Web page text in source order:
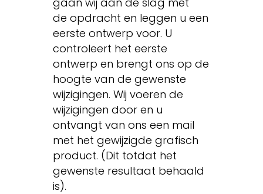
de opdracht en leggen u een
eerste ontwerp voor. U
controleert het eerste
ontwerp en brengt ons op de
hoogte van de gewenste
wijzigingen. Wij voeren de
wijzigingen door en u
ontvangt van ons een mail
met het gewijzigde grafisch
product. (Dit totdat het
gewenste resultaat behaald
is).